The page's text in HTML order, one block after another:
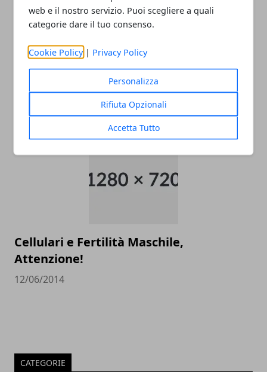
web e il nostro servizio. Puoi scegliere a quali
categorie dare il tuo consenso.
Cookie Policy | Privacy Policy
Personalizza
Rifiuta Opzionali
Accetta Tutto
Vaccino per il virus della zanzara tigre
(Chikungunya), i Primi Passi sono stati
già fatti
19/08/2014
Cellulari e Fertilità Maschile,
Attenzione!
12/06/2014
CATEGORIE